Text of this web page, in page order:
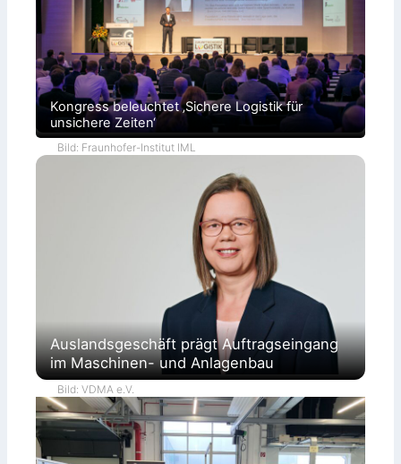
Kongress beleuchtet ‚Sichere Logistik für
unsichere Zeiten‘
Bild: Fraunhofer-Institut IML
Auslandsgeschäft prägt Auftragseingang
im Maschinen- und Anlagenbau
Bild: VDMA e.V.